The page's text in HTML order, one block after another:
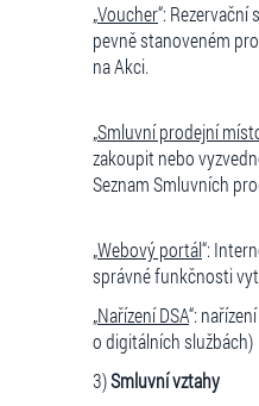
„Voucher“:
pevně stanoveném
na Akci.
„Smluvní prodejní
zakoupit nebo
Seznam Smluvních
„Webový portál“:
správné funkčnosti
„NařízeníDSA“:
o digitálních službách)
3)Smluvní vztahy